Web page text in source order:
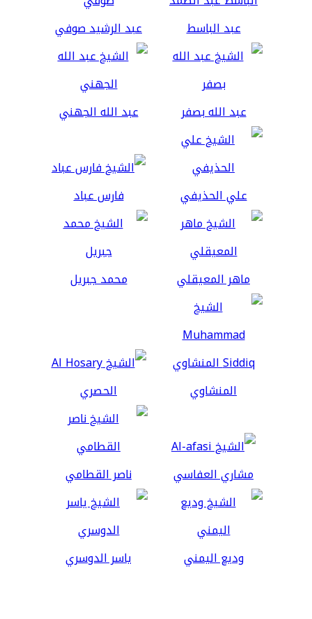
عبد الباسط عبد الرشيد صوفي
عبد الله بصفر عبد الله الجهني
علي الحذيفي فارس عباد
ماهر المعيقلي محمد جبريل
المنشاوي الحصري
مشاري العفاسي ناصر القطامي
وديع اليمني ياسر الدوسري